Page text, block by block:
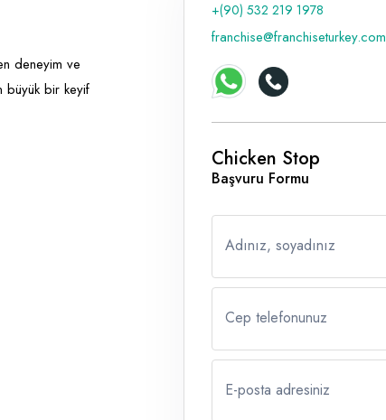
Hakkımızda
deneyim ve
büyük bir keyif
+(90) 532 219 1978
franchise@franchiseturkey.com
Chicken Stop
Başvuru Formu
Adınız, soyadınız
Cep telefonunuz
E-posta adresiniz